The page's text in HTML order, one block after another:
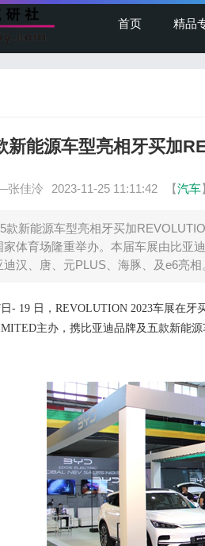
首页 精品
新能源车型亮相牙买加
张佳泠 2023-11-25 11:11:42 【汽车
款新能源车型亮相牙买加
家体育场隆重举办。本届车展由比亚
汉、唐、元PLUS、海豚、及e6亮相
日 - 19 日 ， REVOLUTION 2023车展在牙
主办，携比亚迪品牌及五款新能